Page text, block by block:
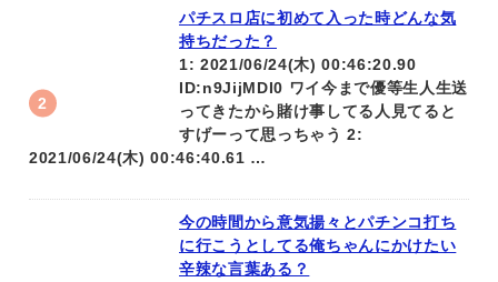
パチスロ店に初めて入った時どんな気
持ちだった？
1: 2021/06/24(木) 00:46:20.90
ID:n9JijMDI0 ワイ今まで優等生人生送
ってきたから賭け事してる人見てると
すげーって思っちゃう 2:
2021/06/24(木) 00:46:40.61 …
今の時間から意気揚々とパチンコ打ち
に行こうとしてる俺ちゃんにかけたい
辛辣な言葉ある？